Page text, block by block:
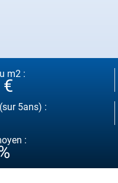
m2 :
5ans) :
: